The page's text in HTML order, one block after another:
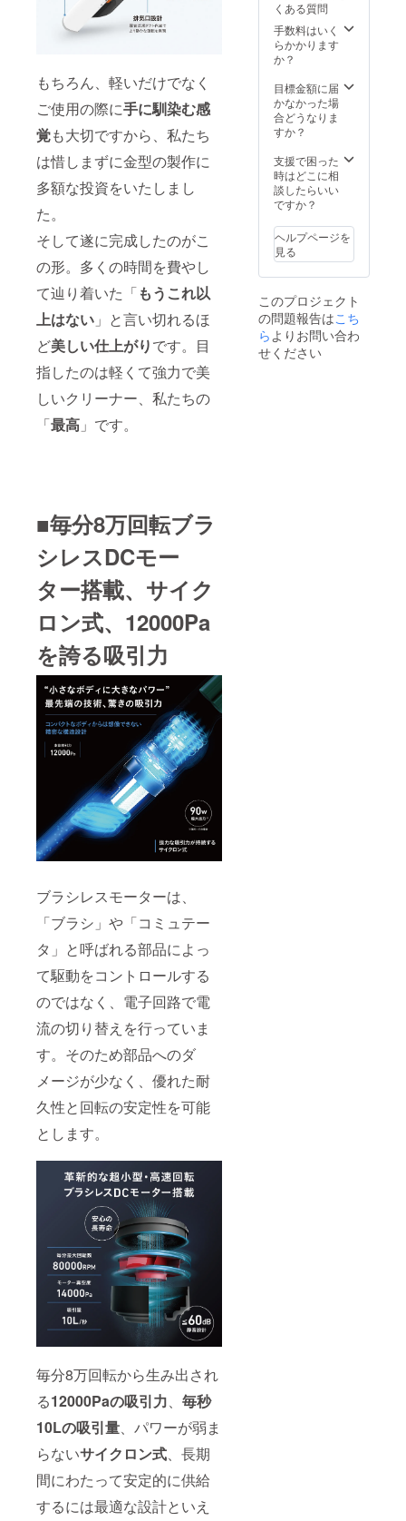
もちろん、軽いだけでなく
ご使用の際に手に馴染む感
覚も大切ですから、私たち
は惜しまずに金型の製作に
多額な投資をいたしまし
た。
そして遂に完成したのがこ
の形。多くの時間を費やし
て辿り着いた「もうこれ以
上はない 」と言い切れるほ
ど美しい仕上がりです。目
指したのは軽くて強力で美
しいクリーナー、私たちの
「最高 」です。
■毎分8万回転ブラ
シレスDCモー
ター搭載、サイク
ロン式、12000Pa
を誇る吸引力
ブラシレスモーターは、
「ブラシ」や「コミュテー
タ」と呼ばれる部品によっ
て駆動をコントロールする
のではなく、電子回路で電
流の切り替えを行っていま
す。そのため部品へのダ
メージが少なく、優れた耐
久性と回転の安定性を可能
とします。
毎分8万回転から生み出され
る12000Paの吸引力、 毎秒
10Lの吸引量、パワーが弱ま
らないサイクロン式、長期
間にわたって安定的に供給
するには最適な設計といえ
ます。
※ご支援
の数が
た場
合、製
造工程
より出
荷時期
が遅れ
る場合
いま
す。
販売価
格
(12,980
円)＋送
600円)
に対す
るもの
です。
能の佐
川急便
で配送
いたし
※ご支援
の数が
想定を
上回っ
合、製
造工程
上の都
合等に
より出
くある質問
手数料はいく
らかかります
か？
目標金額に届
かなかった場
合どうなりま
すか？
支援で困った
時はどこに相
談したらいい
ですか？
ヘルプページを
見る
このプロジェクト
の問題報告はこち
ら よりお問い合わ
せください